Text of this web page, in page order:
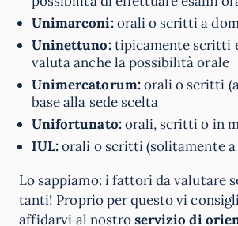
Unimarconi:orali o scritti a
Uninettuno:tipicamente scritti
valuta anche la possibilità orale
Unimercatorum:orali o scritti
base alla sede scelta
Unifortunato:orali, scritti o in
IUL:orali o scritti (solitamente
Lo sappiamo: i fattori da valutare
tanti! Proprio per questo vi
affidarvi al nostroservizio di